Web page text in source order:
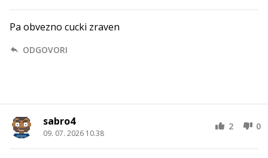
Pa obvezno cucki zraven
ODGOVORI
sabro4
09. 07. 2026 10.38
2 0